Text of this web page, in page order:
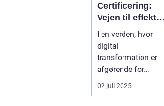
Certificering:
Vejen til effektiv
IT-service
management
I en verden, hvor
digital
transformation er
afgørende for
succes, bliver
effektive service
02 juli 2025